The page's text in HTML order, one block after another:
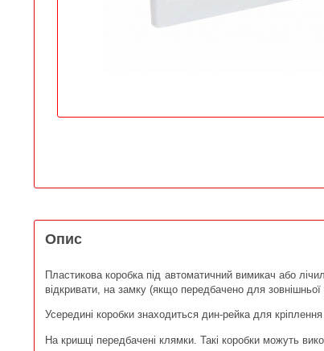
Опис
Пластикова коробка під автоматичний вимикач або
відкривати, на замку (якщо передбачено для зовнішньої
Усередині коробки знаходиться дин-рейка для
На кришці передбачені клямки. Такі коробки можуть